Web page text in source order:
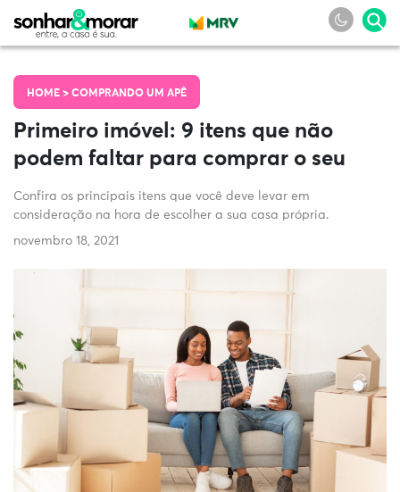
HOME > COMPRANDO UM APÊ
Primeiro imóvel: 9 itens que não
podem faltar para comprar o seu
Confira os principais itens que você deve levar em
consideração na hora de escolher a sua casa própria.
novembro 18, 2021